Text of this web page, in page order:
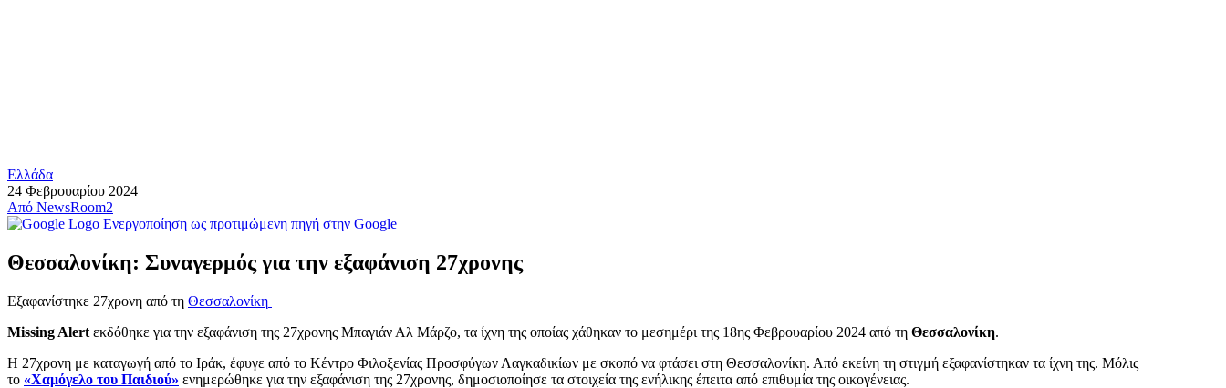
Ελλάδα
24 Φεβρουαρίου 2024
Από NewsRoom2
Ενεργοποίηση ως προτιμώμενη πηγή στην Google
Θεσσαλονίκη: Συναγερμός για την εξαφάνιση 27χρονης
Εξαφανίστηκε 27χρονη από τη Θεσσαλονίκη
Missing Alert εκδόθηκε για την εξαφάνιση της 27χρονης Μπαγιάν Αλ Μάρζο, τα ίχνη της οποίας χάθηκαν το μεσημέρι της 18ης Φεβρουαρίου 2024 από τη Θεσσαλονίκη.
Η 27χρονη με καταγωγή από το Ιράκ, έφυγε από το Κέντρο Φιλοξενίας Προσφύγων Λαγκαδικίων με σκοπό να φτάσει στη Θεσσαλονίκη. Από εκείνη τη στιγμή εξαφανίστηκαν τα ίχνη της. Μόλις
το «Χαμόγελο του Παιδιού» ενημερώθηκε για την εξαφάνιση της 27χρονης, δημοσιοποίησε τα στοιχεία της ενήλικης έπειτα από επιθυμία της οικογένειας.